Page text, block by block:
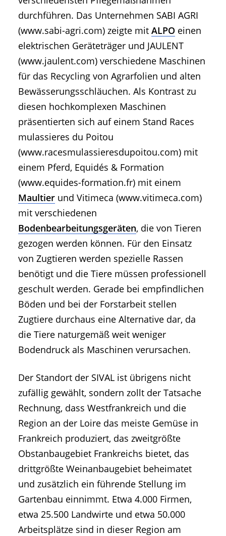
durchführen. Das Unternehmen SABI AGRI
(www.sabi-agri.com) zeigte mit ALPO einen
elektrischen Geräteträger und JAULENT
(www.jaulent.com) verschiedene Maschinen
für das Recycling von Agrarfolien und alten
Bewässerungsschläuchen. Als Kontrast zu
diesen hochkomplexen Maschinen
präsentierten sich auf einem Stand Races
mulassieres du Poitou
(www.racesmulassieresdupoitou.com) mit
einem Pferd, Equidés & Formation
(www.equides-formation.fr) mit einem
Maultier und Vitimeca (www.vitimeca.com)
mit verschiedenen
Bodenbearbeitungsgeräten, die von Tieren
gezogen werden können. Für den Einsatz
von Zugtieren werden spezielle Rassen
benötigt und die Tiere müssen professionell
geschult werden. Gerade bei empfindlichen
Böden und bei der Forstarbeit stellen
Zugtiere durchaus eine Alternative dar, da
die Tiere naturgemäß weit weniger
Bodendruck als Maschinen verursachen.
Der Standort der SIVAL ist übrigens nicht
zufällig gewählt, sondern zollt der Tatsache
Rechnung, dass Westfrankreich und die
Region an der Loire das meiste Gemüse in
Frankreich produziert, das zweitgrößte
Obstanbaugebiet Frankreichs bietet, das
drittgrößte Weinanbaugebiet beheimatet
und zusätzlich ein führende Stellung im
Gartenbau einnimmt. Etwa 4.000 Firmen,
etwa 25.500 Landwirte und etwa 50.000
Arbeitsplätze sind in dieser Region am